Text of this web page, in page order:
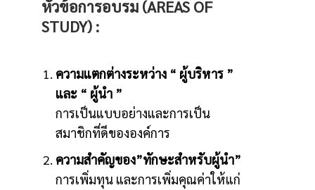
หัวข้อการอบรม (AREAS OF
STUDY) :
ความแตกต่างระหว่าง “ ผู้บริหาร ”
และ “ ผู้นำ ”
การเป็นแบบอย่างและการเป็น
สมาชิกที่ดีขององค์การ
ความสำคัญของ”ทักษะสำหรับผู้นำ”
การเพิ่มทุน และการเพิ่มคุณค่าให้แก่